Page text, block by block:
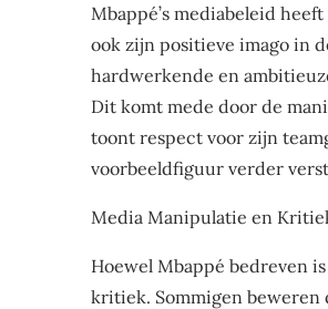
Mbappé’s mediabeleid
ook zijn positieve imago in
hardwerkende en
Dit komt mede door de
toont respect voor zijn
voorbeeldfiguur verder
Media Manipulatie en
Hoewel Mbappé bedreven
kritiek. Sommigen beweren